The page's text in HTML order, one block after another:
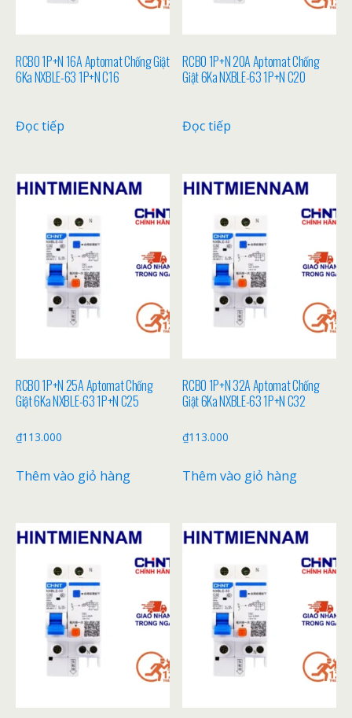
RCBO 1P+N 16A Aptomat Chống Giật
6Ka NXBLE-63 1P+N C16
Đọc tiếp
RCBO 1P+N 20A Aptomat Chống
Giật 6Ka NXBLE-63 1P+N C20
Đọc tiếp
RCBO 1P+N 25A Aptomat Chống
Giật 6Ka NXBLE-63 1P+N C25
₫113.000
Thêm vào giỏ hàng
RCBO 1P+N 32A Aptomat Chống
Giật 6Ka NXBLE-63 1P+N C32
₫113.000
Thêm vào giỏ hàng